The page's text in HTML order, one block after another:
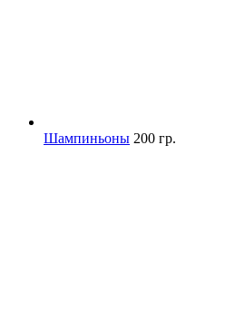
Шампиньоны 200 гр.